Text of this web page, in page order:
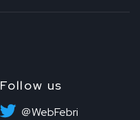
Follow us
＠WebFebri